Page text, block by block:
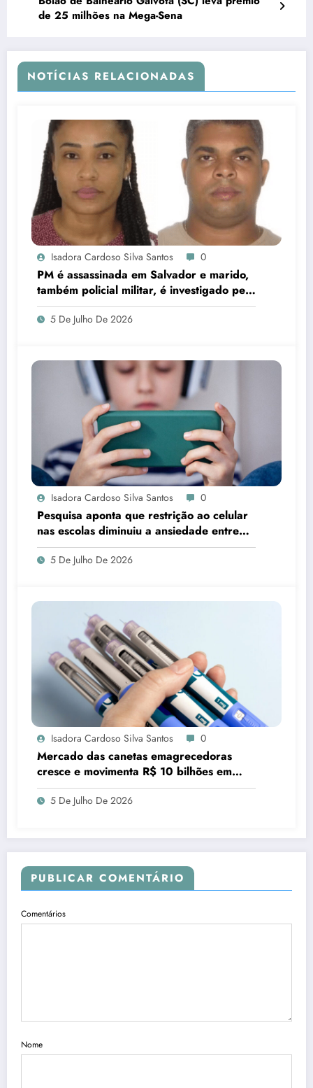
de 25 milhões na Mega-Sena
NOTÍCIAS RELACIONADAS
Isadora Cardoso Silva Santos 0
PM é assassinada em Salvador e marido,
também policial militar, é investigado pelo
crime
5 De Julho De 2026
Isadora Cardoso Silva Santos 0
Pesquisa aponta que restrição ao celular
nas escolas diminuiu a ansiedade entre
estudantes
5 De Julho De 2026
Isadora Cardoso Silva Santos 0
Mercado das canetas emagrecedoras
cresce e movimenta R$ 10 bilhões em
quatro anos
5 De Julho De 2026
PUBLICAR COMENTÁRIO
Comentários
Nome